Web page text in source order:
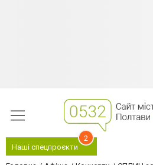
Наші спецпроєкти
2